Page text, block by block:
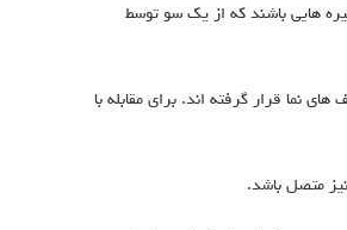
گیره هایی باشند که از یک سو توسط
نما قرار گرفته اند. براي مقابله با
نیز متصل باشد.